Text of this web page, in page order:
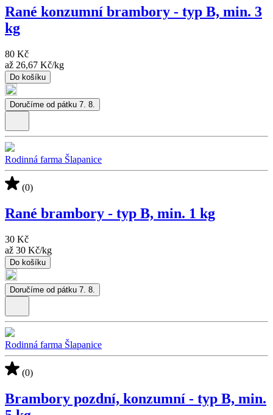
Rané konzumní brambory - typ B, min. 3
kg
80 Kč
až 26,67 Kč/kg
Do košíku
Doručíme od pátku 7. 8.
Rodinná farma Šlapanice
(0)
Rané brambory - typ B, min. 1 kg
30 Kč
až 30 Kč/kg
Do košíku
Doručíme od pátku 7. 8.
Rodinná farma Šlapanice
(0)
Brambory pozdní, konzumní - typ B, min.